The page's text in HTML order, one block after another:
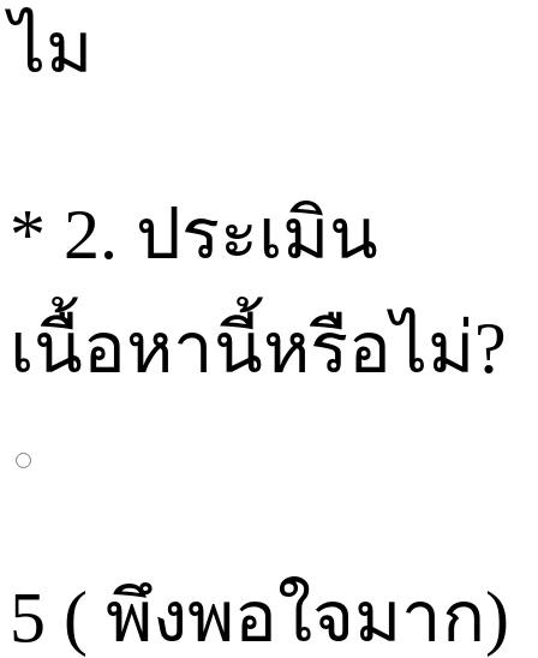
ไม
* 2. ประเมิน
เนื้อหานี้หรือไม่?
5 ( พึงพอใจมาก)